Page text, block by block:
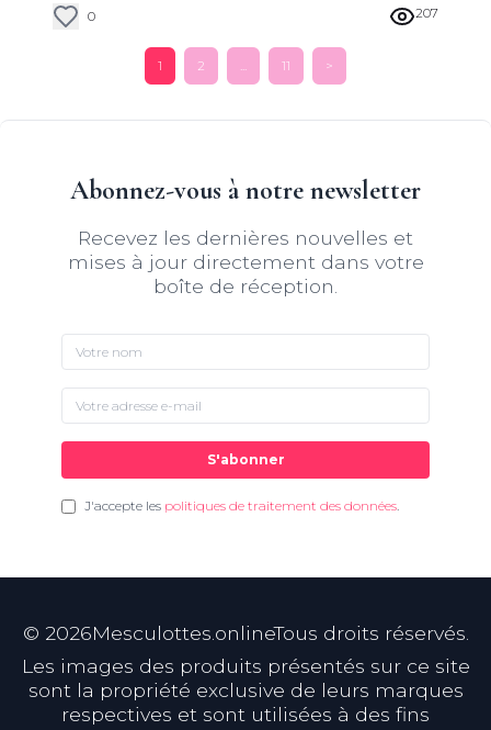
0 207
1 2 ... 11 >
Abonnez-vous à notre newsletter
Recevez les dernières nouvelles et
mises à jour directement dans votre
boîte de réception.
S'abonner
J'accepte les politiques de traitement des données.
© 2026Mesculottes.onlineTous droits réservés.
Les images des produits présentés sur ce site
sont la propriété exclusive de leurs marques
respectives et sont utilisées à des fins